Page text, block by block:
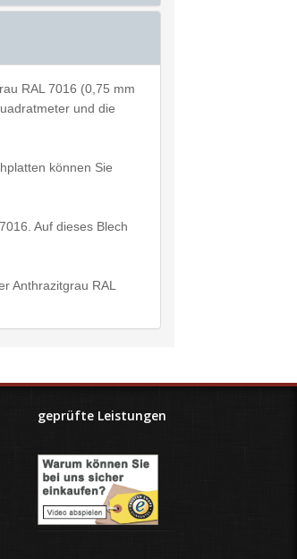
RAL 7016 (0,75 mm
und die
können Sie
Auf dieses Blech
Anthrazitgrau RAL
geprüfte Leistungen